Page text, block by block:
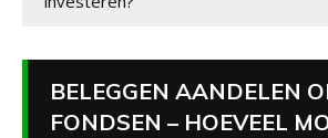
BELEGGEN AANDELEN
FONDSEN – HOEVEEL